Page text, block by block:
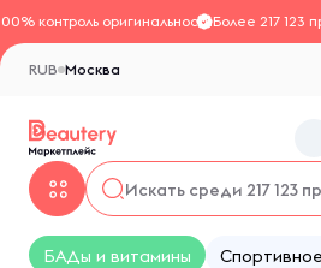
контроль оригинальностиБолее 217 123
Москва
RUB
БАДы и витамины